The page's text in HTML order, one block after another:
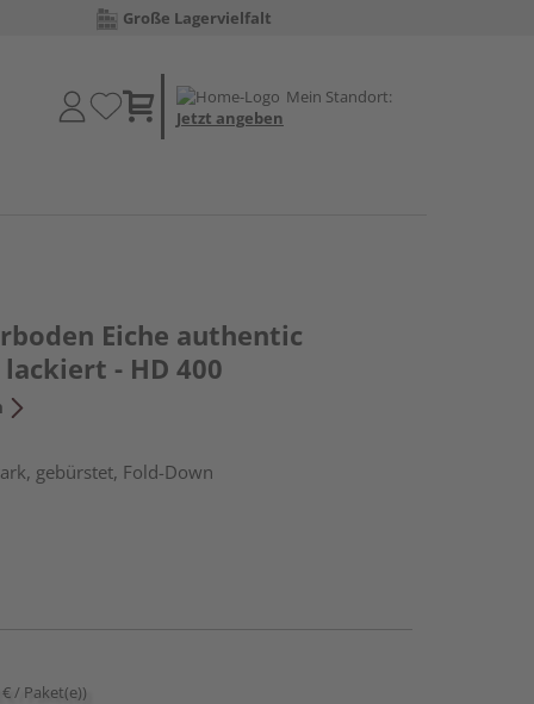
Große Lagervielfalt
Mein Standort:
Jetzt angeben
Eiche authentic
- HD 400
gebürstet, Fold-Down
/ Paket(e))